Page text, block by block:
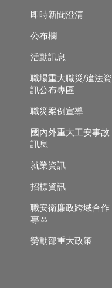
即時新聞澄清
公布欄
活動訊息
職場重大職災/違法資
訊公布專區
職災案例宣導
國內外重大工安事故
訊息
就業資訊
招標資訊
職安衛廉政跨域合作
專區
勞動部重大政策